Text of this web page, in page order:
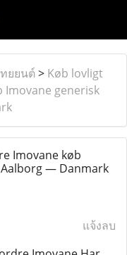
ยยนต์ > Køb lovligt
Imovane generisk
Imovane køb
— Danmark
แจ้งลบ